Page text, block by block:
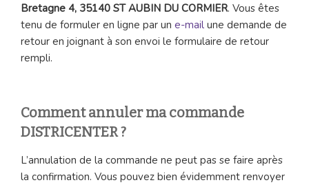
Bretagne 4, 35140 ST AUBIN DU CORMIER. Vous êtes
tenu de formuler en ligne par un e-mail une demande de
retour en joignant à son envoi le formulaire de retour
rempli.
Comment annuler ma commande
DISTRICENTER ?
L’annulation de la commande ne peut pas se faire après
la confirmation. Vous pouvez bien évidemment renvoyer